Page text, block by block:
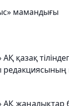
мамандығы
АҚ қазақ
редакциясының
АҚ жаңалықтар